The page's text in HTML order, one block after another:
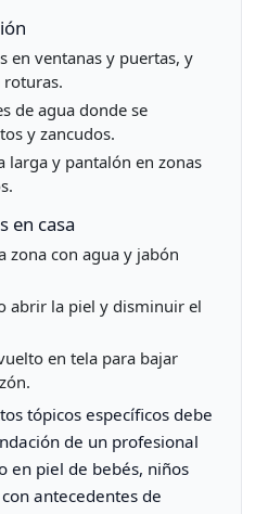
en ventanas y puertas, y
roturas.
de agua donde se
y zancudos.
larga y pantalón en zonas
en casa
zona con agua y jabón
abrir la piel y disminuir el
en tela para bajar
tópicos específicos debe
de un profesional
en piel de bebés, niños
antecedentes de